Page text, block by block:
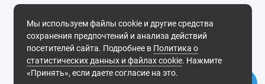
Мы используем файлы cookie и другие средства
сохранения предпочтений и анализа действий
посетителей сайта. Подробнее в Политика о
статистических данных и файлах cookie. Нажмите
«Принять», если даете согласие на это.
8-800-55-00-327
Будни, с 09-30 до 18-30
Мы в сети